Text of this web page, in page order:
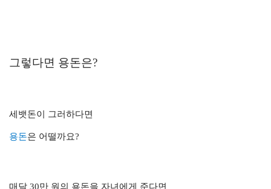
그렇다면 용돈은?
세뱃돈이 그러하다면
용돈은 어떨까요?
매달 30만 원의 용돈을 자녀에게 준다면